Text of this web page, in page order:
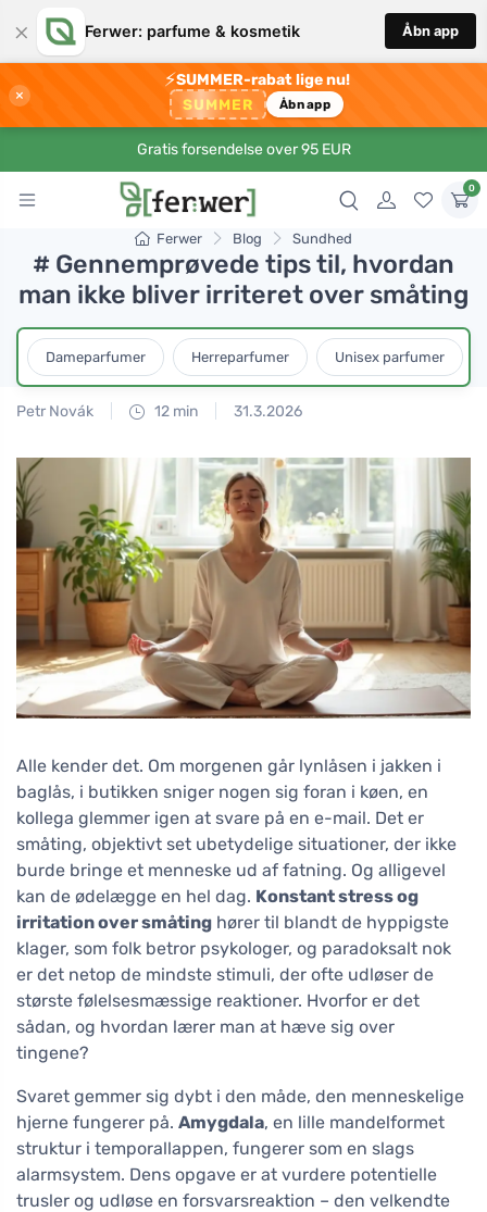
× Ferwer: parfume & kosmetik Åbn app
×
⚡SUMMER-rabat lige nu!
SUMMER Åbn app
Gratis forsendelse over 95 EUR
0
Ferwer Blog Sundhed
# Gennemprøvede tips til, hvordan
man ikke bliver irriteret over småting
Dameparfumer Herreparfumer Unisex parfumer
Petr Novák 12 min 31.3.2026
Alle kender det. Om morgenen går lynlåsen i jakken i
baglås, i butikken sniger nogen sig foran i køen, en
kollega glemmer igen at svare på en e-mail. Det er
småting, objektivt set ubetydelige situationer, der ikke
burde bringe et menneske ud af fatning. Og alligevel
kan de ødelægge en hel dag. Konstant stress og
irritation over småting hører til blandt de hyppigste
klager, som folk betror psykologer, og paradoksalt nok
er det netop de mindste stimuli, der ofte udløser de
største følelsesmæssige reaktioner. Hvorfor er det
sådan, og hvordan lærer man at hæve sig over
tingene?
Svaret gemmer sig dybt i den måde, den menneskelige
hjerne fungerer på. Amygdala, en lille mandelformet
struktur i temporallappen, fungerer som en slags
alarmsystem. Dens opgave er at vurdere potentielle
trusler og udløse en forsvarsreaktion – den velkendte